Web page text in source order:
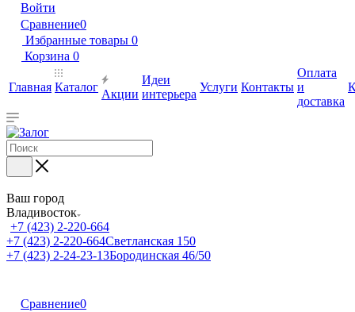
Войти
Сравнение0
Избранные товары 0
Корзина 0
Главная Каталог
Акции
Идеи
интерьера
Услуги Контакты
Оплата
и
доставка
Ваш город
Владивосток
+7 (423) 2-220-664
+7 (423) 2-220-664Светланская 150
+7 (423) 2-24-23-13Бородинская 46/50
Сравнение0